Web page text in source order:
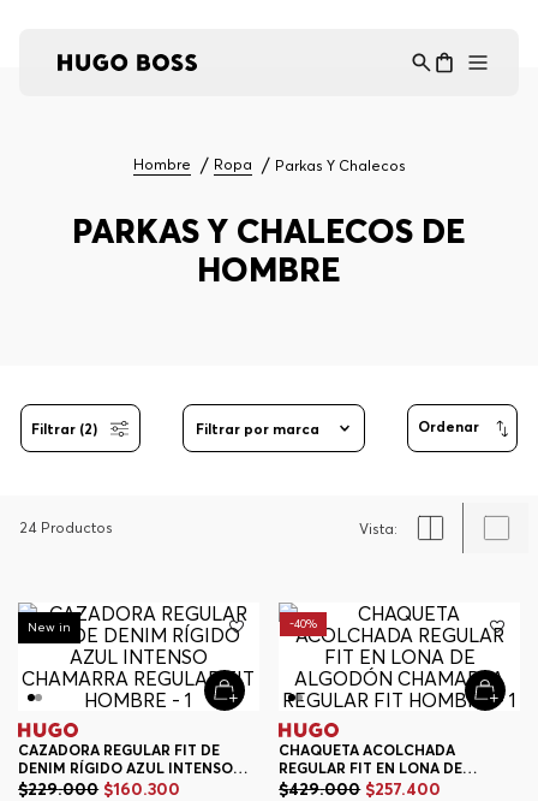
Hombre Ropa Parkas Y Chalecos
PARKAS Y CHALECOS DE
HOMBRE
Filtrar (2) Filtrar por marca
24 Productos
-30%
New in
CAZADORA REGULAR FIT DE
DENIM RÍGIDO AZUL INTENSO
CHAMARRA REGULAR FIT
$229.000 $160.300
-40%
CHAQUETA ACOLCHADA
REGULAR FIT EN LONA DE
ALGODÓN CHAMARRA REGULAR
$429.000 $257.400
Asistente Virtual
en línea ⋮